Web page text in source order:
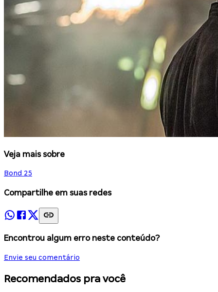
Veja mais sobre
Bond 25
Compartilhe em suas redes
Encontrou algum erro neste conteúdo?
Envie seu comentário
Recomendados pra você